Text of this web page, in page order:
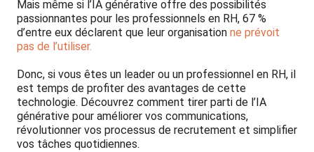
Mais même si l’IA générative offre des possibilités
passionnantes pour les professionnels en RH, 67 %
d’entre eux déclarent que leur organisation ne prévoit
pas de l’utiliser.
Donc, si vous êtes un leader ou un professionnel en RH, il
est temps de profiter des avantages de cette
technologie. Découvrez comment tirer parti de l’IA
générative pour améliorer vos communications,
révolutionner vos processus de recrutement et simplifier
vos tâches quotidiennes.